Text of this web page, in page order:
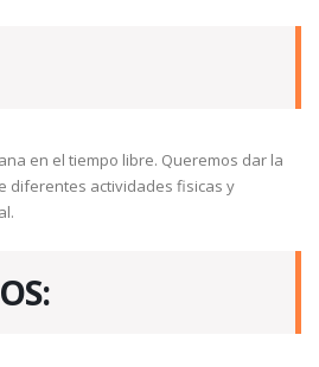
en el tiempo libre. Queremos dar la
diferentes actividades fisicas y